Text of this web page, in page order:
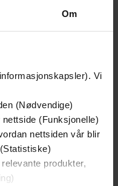
Om
Vi
(Nødvendige)
(Funksjonelle)
nettsiden vår blir
produkter,